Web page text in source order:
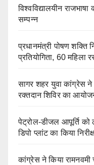
विश्वविद्यालयीन
सम्पन्न
प्रधानमंत्री पोषण शक्ति
प्रतियोगिता, 60 महिला
सागर शहर युवा कांग्रेस ने
रक्तदान शिविर का
पेट्रोल-डीजल आपूर्ति
डिपो प्लांट का किया
कांग्रेस ने किया रामनवमी